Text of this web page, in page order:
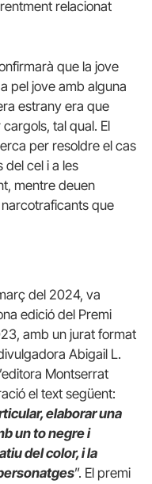
relacionat
que la jove
pel jove amb alguna
estrany era que
tal qual. El
per resoldre el cas
cel i a les
mentre deuen
que
del 2024, va
edició del Premi
amb un jurat format
Abigail L.
Montserrat
el text següent:
elaborar una
un to negre i
del color, i la
”. El premi